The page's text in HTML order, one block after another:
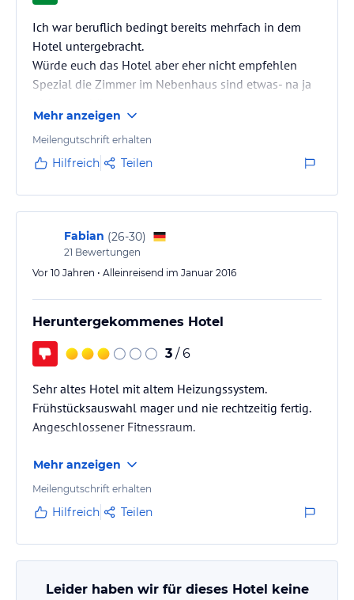
Ich war beruflich bedingt bereits mehrfach in dem
Hotel untergebracht.
Würde euch das Hotel aber eher nicht empfehlen
Spezial die Zimmer im Nebenhaus sind etwas- na ja
Positiv ist die kostenlose Benutzung des
angrenzenden Gym.
Mehr anzeigen
Meilengutschrift erhalten
Hilfreich Teilen
Fabian (26-30)
21 Bewertungen
Vor 10 Jahren • Alleinreisend im Januar 2016
Heruntergekommenes Hotel
3 / 6
Sehr altes Hotel mit altem Heizungssystem.
Frühstücksauswahl mager und nie rechtzeitig fertig.
Angeschlossener Fitnessraum.
Mehr anzeigen
Meilengutschrift erhalten
Hilfreich Teilen
Leider haben wir für dieses Hotel keine